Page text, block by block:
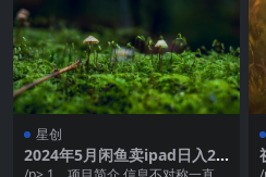
星创
2024年5月闲鱼卖ipad日入2
k，*玩法教学